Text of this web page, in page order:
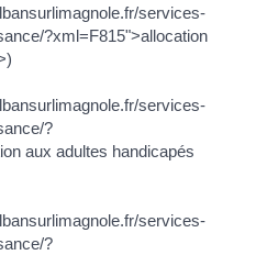
services-
?xml=F815">allocation
services-
?
aux adultes handicapés
services-
?